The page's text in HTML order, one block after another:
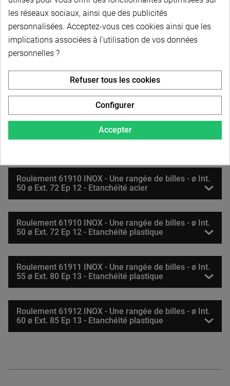
40 ø Ext. 62 Ep 12 - Etanchéité acier
Roulement 61908 INOX - Une rangée de billes - ø Int.
40 ø Ext. 62 Ep 12 - Etanchéité plastique
Roulement 61909 INOX - Une rangée de billes - ø Int.
45 ø Ext. 68 Ep 12 - Etanchéité acier
Roulement 61909 INOX - Une rangée de billes - ø Int.
Roulement 61910 INOX - Une rangée de billes - ø Int.
50 ø Ext. 72 Ep 12 - Etanchéité acier
Roulement 61910 INOX - Une rangée de billes - ø Int.
50 ø Ext. 72 Ep 12 - Etanchéité plastique
Roulement 61911 INOX - Une rangée de billes - ø Int.
55 ø Ext. 80 Ep 13 - Etanchéité plastique
Roulement 61912 INOX - Une rangée de billes - ø Int.
60 ø Ext. 85 Ep 13 - Etanchéité plastique
les réseaux sociaux, ainsi que des publicités
personnalisées. Acceptez-vous ces cookies ainsi que les
implications associées à l'utilisation de vos données
personnelles ?
Accepter
Refuser tous les cookies
Configurer